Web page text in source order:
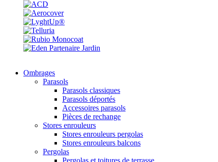
Ombrages
Parasols
Parasols classiques
Parasols déportés
Accessoires parasols
Pièces de rechange
Stores enrouleurs
Stores enrouleurs pergolas
Stores enrouleurs balcons
Pergolas
Pergolas et toitures de terrasse